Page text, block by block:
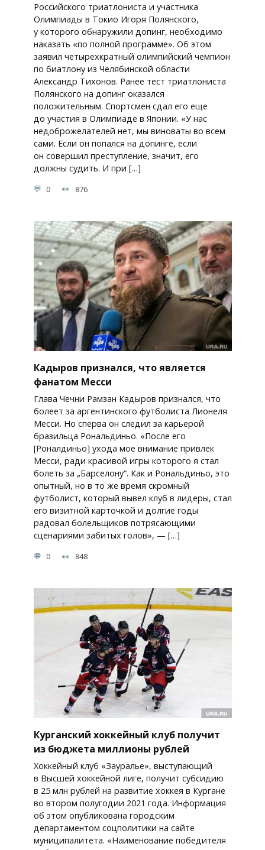
Российского триатлониста и участника
Олимпиады в Токио Игоря Полянского,
у которого обнаружили допинг, необходимо
наказать «по полной программе». Об этом
заявил четырехкратный олимпийский чемпион
по биатлону из Челябинской области
Александр Тихонов. Ранее тест триатлониста
Полянского на допинг оказался
положительным. Спортсмен сдал его еще
до участия в Олимпиаде в Японии. «У нас
недоброжелателей нет, мы виноваты во всем
сами. Если он попался на допинге, если
он совершил преступление, значит, его
должны судить. И при […]
0 876
Кадыров признался, что является
фанатом Месси
Глава Чечни Рамзан Кадыров признался, что
болеет за аргентинского футболиста Лионеля
Месси. Но сперва он следил за карьерой
бразильца Рональдиньо. «После его
[Роналдиньо] ухода мое внимание привлек
Месси, ради красивой игры которого я стал
болеть за „Барселону“. Как и Рональдиньо, это
опытный, но в то же время скромный
футболист, который вывел клуб в лидеры, стал
его визитной карточкой и долгие годы
радовал болельщиков потрясающими
сценариями забитых голов», — […]
0 848
Курганский хоккейный клуб получит
из бюджета миллионы рублей
Хоккейный клуб «Зауралье», выступающий
в Высшей хоккейной лиге, получит субсидию
в 25 млн рублей на развитие хоккея в Кургане
во втором полугодии 2021 года. Информация
об этом опубликована городским
департаментом соцполитики на сайте
муниципалитета. «Наименование победителя